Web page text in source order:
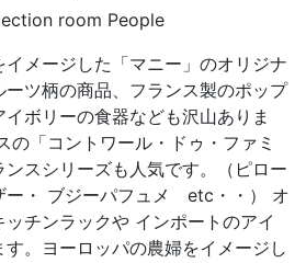
room People
メージした「マニー」のオリジナ
ツ柄の商品、フランス製のポップ
ボリーの食器なども沢山ありま
の「コントワール・ドゥ・ファミ
スシリーズも人気です。（ピロー
ー・ ブジーパフュメ etc・・） オ
チンラックや インポートのアイ
。ヨーロッパの農婦をイメージし